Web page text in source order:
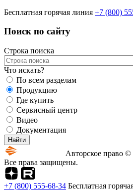
Бесплатная горячая линия +7 (800)
Поиск по сайту
Строка поиска
Что искать?
По всем разделам
Продукцию
Где купить
Сервисный центр
Видео
Документация
Авторское право ©
Все права защищены.
+7 (800) 555-68-34 Бесплатная